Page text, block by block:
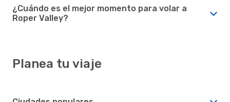
¿Cuándo es el mejor momento para volar a
Roper Valley?
Planea tu viaje